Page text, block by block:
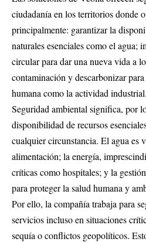
ciudadanía en los territorios donde
principalmente: garantizar la
naturales esenciales como el agua;
circular para dar una nueva vida a
contaminación y descarbonizar
humana como la actividad industrial.
Seguridad ambiental significa, por
disponibilidad de recursos
cualquier circunstancia. El agua es
alimentación; la energía,
críticas como hospitales; y la
para proteger la salud humana y
Por ello, la compañía trabaja para
servicios incluso en situaciones
sequía o conflictos geopolíticos.